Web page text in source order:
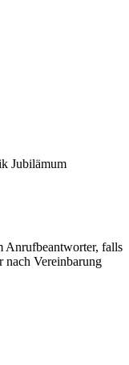
Anrufbeantworter, falls
nach Vereinbarung